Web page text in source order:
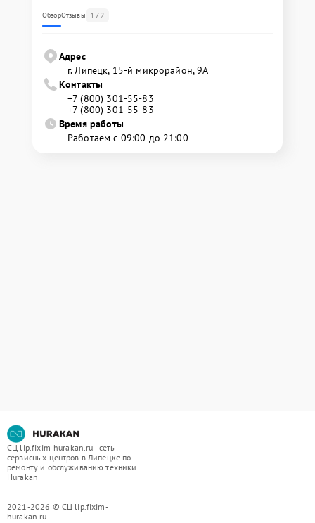
ОбзорОтзывы 172
Адрес
г. Липецк, 15-й микрорайон, 9А
Контакты
+7 (800) 301-55-83
+7 (800) 301-55-83
Время работы
Работаем с 09:00 до 21:00
СЦ lip.fixim-hurakan.ru - сеть
сервисных центров в Липецке по
ремонту и обслуживанию техники
Hurakan
2021-2026 © СЦ lip.fixim-
hurakan.ru